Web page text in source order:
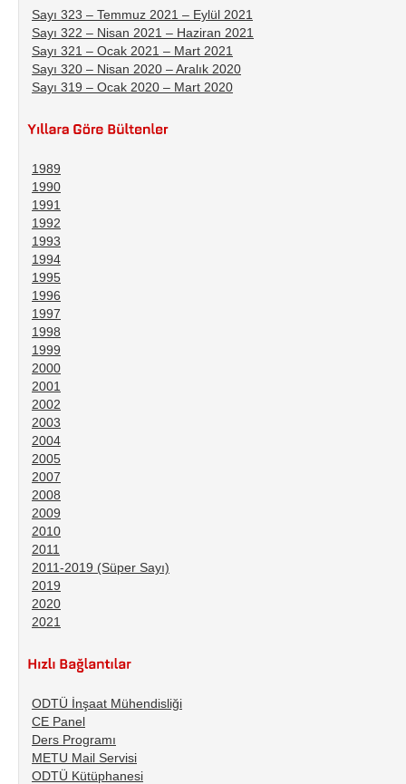
Sayı 323 – Temmuz 2021 – Eylül 2021
Sayı 322 – Nisan 2021 – Haziran 2021
Sayı 321 – Ocak 2021 – Mart 2021
Sayı 320 – Nisan 2020 – Aralık 2020
Sayı 319 – Ocak 2020 – Mart 2020
1989
1990
1991
1992
1993
1994
1995
1996
1997
1998
1999
2000
2001
2002
2003
2004
2005
2007
2008
2009
2010
2011
2011-2019 (Süper Sayı)
2019
2020
2021
ODTÜ İnşaat Mühendisliği
CE Panel
Ders Programı
METU Mail Servisi
ODTÜ Kütüphanesi